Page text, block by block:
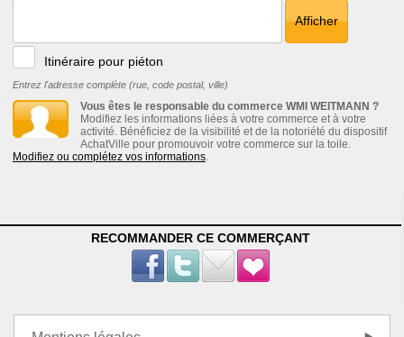
Afficher
Itinéraire pour piéton
Entrez l'adresse complète (rue, code postal, ville)
Vous êtes le responsable du commerce WMI WEITMANN ?
Modifiez les informations liées à votre commerce et à votre
activité. Bénéficiez de la visibilité et de la notoriété du dispositif
AchatVille pour promouvoir votre commerce sur la toile.
Modifiez ou complétez vos informations.
RECOMMANDER CE COMMERÇANT